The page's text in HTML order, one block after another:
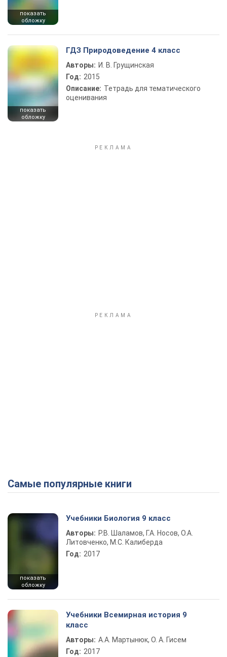
показать
обложку
показать
обложку
ГДЗ Природоведение 4 класс
Авторы: И. В. Грущинская
Год: 2015
Описание: Тетрадь для тематического
оценивания
Самые популярные книги
показать
обложку
Учебники Биология 9 класс
Авторы: Р.В. Шаламов, Г.А. Носов, О.А.
Литовченко, М.С. Калиберда
Год: 2017
Учебники Всемирная история 9
класс
Авторы: А.А. Мартынюк, О. А. Гисем
Год: 2017